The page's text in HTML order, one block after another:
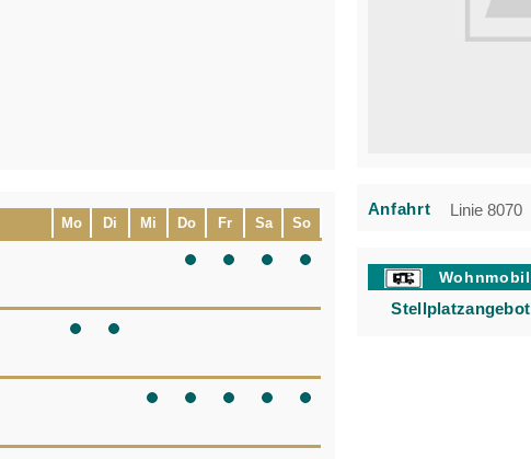
Mo Di Mi Do Fr Sa So
Anfahrt Linie 8070
Wohnmobil
Stellplatzangebot